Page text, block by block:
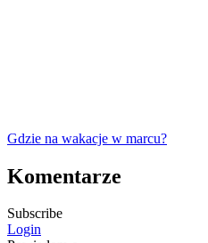
Gdzie na wakacje w marcu?
Komentarze
Subscribe
Login